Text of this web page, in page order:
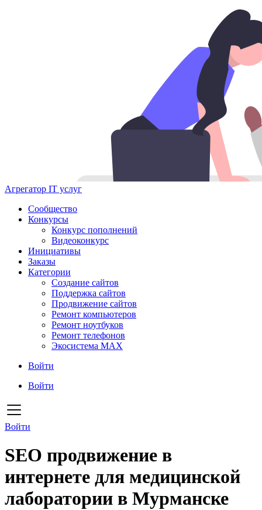
Агрегатор IT услуг
Сообщество
Конкурсы
Конкурс пополнений
Видеоконкурс
Инициативы
Заказы
Категории
Создание сайтов
Поддержка сайтов
Продвижение сайтов
Ремонт компьютеров
Ремонт ноутбуков
Ремонт телефонов
Экосистема MAX
Войти
Войти
Войти
SEO продвижение в
интернете для медицинской
лаборатории в Мурманске